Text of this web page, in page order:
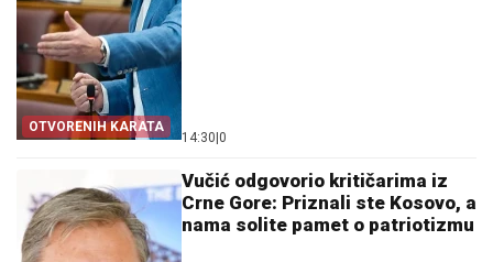
OTVORENIH KARATA
14:30 0
Vučić odgovorio kritičarima iz
Crne Gore: Priznali ste Kosovo, a
nama solite pamet o patriotizmu